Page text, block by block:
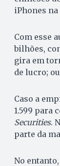
iPhones na
Com esse
bilhões,
gira em
de lucro;
Caso a
1.599 para
Securities.
parte da
No